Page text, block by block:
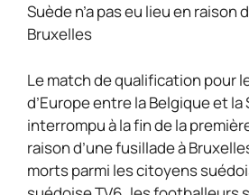
Suède n’a pas eu lieu en raison
Bruxelles
Le match de qualification pour
d’Europe entre la Belgique et la
interrompu à la fin de la
raison d’une fusillade à
morts parmi les citoyens